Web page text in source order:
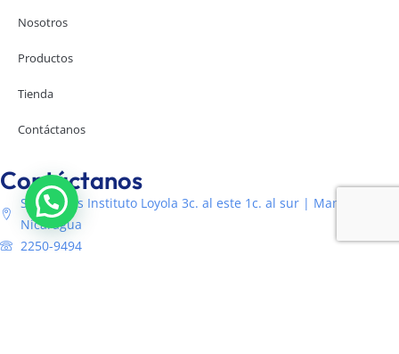
Nosotros
Productos
Tienda
Contáctanos
Contáctanos
Semáforos Instituto Loyola 3c. al este 1c. al sur | Managua -
Nicaragua
2250-9494